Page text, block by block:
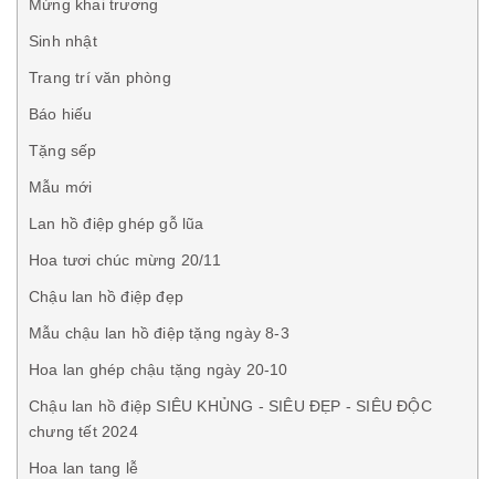
Mừng khai trương
Sinh nhật
Trang trí văn phòng
Báo hiếu
Tặng sếp
Mẫu mới
Lan hồ điệp ghép gỗ lũa
Hoa tươi chúc mừng 20/11
Chậu lan hồ điệp đẹp
Mẫu chậu lan hồ điệp tặng ngày 8-3
Hoa lan ghép chậu tặng ngày 20-10
Chậu lan hồ điệp SIÊU KHỦNG - SIÊU ĐẸP - SIÊU ĐỘC
chưng tết 2024
Hoa lan tang lễ